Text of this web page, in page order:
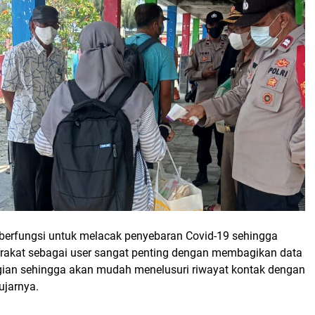
untuk melacak penyebaran Covid-19 sehingga
sebagai user sangat penting dengan membagikan data
sehingga akan mudah menelusuri riwayat kontak dengan